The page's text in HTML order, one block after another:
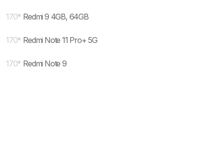
170* Redmi 9 4GB, 64GB
170* Redmi Note 11 Pro+ 5G
170* Redmi Note 9